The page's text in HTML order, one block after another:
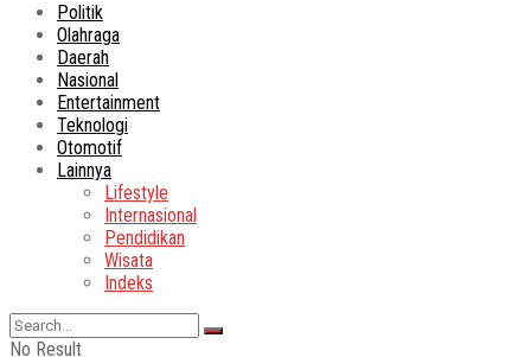
Politik
Olahraga
Daerah
Nasional
Entertainment
Teknologi
Otomotif
Lainnya
Lifestyle
Internasional
Pendidikan
Wisata
Indeks
No Result